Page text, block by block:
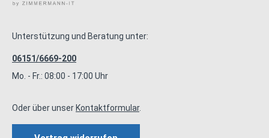
Unterstützung und Beratung unter:
06151/6669-200
Mo. - Fr.: 08:00 - 17:00 Uhr
Oder über unserKontaktformular.